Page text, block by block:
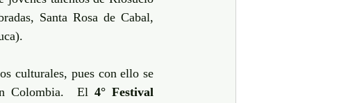
Santa Rosa de Cabal,
culturales, pues con ello se
Colombia.  El 4° Festival